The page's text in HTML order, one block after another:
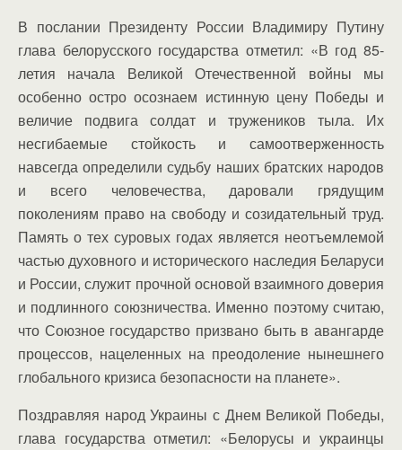
В послании Президенту России Владимиру Путину
глава белорусского государства отметил: «В год 85-
летия начала Великой Отечественной войны мы
особенно остро осознаем истинную цену Победы и
величие подвига солдат и тружеников тыла. Их
несгибаемые стойкость и самоотверженность
навсегда определили судьбу наших братских народов
и всего человечества, даровали грядущим
поколениям право на свободу и созидательный труд.
Память о тех суровых годах является неотъемлемой
частью духовного и исторического наследия Беларуси
и России, служит прочной основой взаимного доверия
и подлинного союзничества. Именно поэтому считаю,
что Союзное государство призвано быть в авангарде
процессов, нацеленных на преодоление нынешнего
глобального кризиса безопасности на планете».
Поздравляя народ Украины с Днем Великой Победы,
глава государства отметил: «Белорусы и украинцы